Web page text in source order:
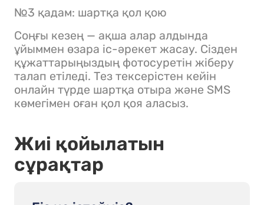
№3 қадам: шартқа қол қою
Соңғы кезең — ақша алар алдында
ұйыммен өзара іс-әрекет жасау. Сізден
құжаттарыңыздың фотосуретін жіберу
талап етіледі. Тез тексерістен кейін
онлайн түрде шартқа отыра және SMS
көмегімен оған қол қоя аласыз.
Жиі қойылатын
сұрақтар